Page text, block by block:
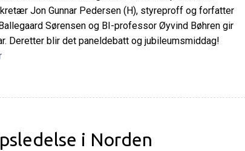
Jon Gunnar Pedersen (H), styreproff og forfatter
Sørensen og BI-professor Øyvind Bøhren gir
Deretter blir det paneldebatt og jubileumsmiddag!
i Norden